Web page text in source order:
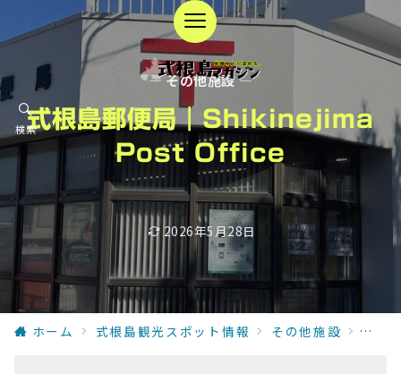
検索
— その他施設 —
式根島郵便局｜Shikinejima
Post Office
2026年5月28日
ホーム 式根島観光スポット情報 その他施設 式根